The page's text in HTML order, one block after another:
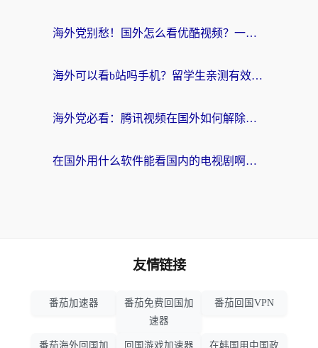
海外党别愁！国外怎么看优酷视频？一招解决追剧、看直播难题
海外可以看b站吗手机？留学生亲测有效的回国加速指南
海外党必看：腾讯视频在国外如何解除地域限制？附优酷咪咕使用指南
在国外用什么软件能看国内的电视剧啊？留学生亲测有效的回国加速方案
友情链接
番茄加速器
番茄免费回国加
速器
番茄回国VPN
番茄海外回国加 回国游戏加速器 在韩国用中国政